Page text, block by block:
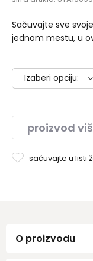
Sačuvajte sve
jednom mestu, u
Izaberi opciju:
C zelena
proizvod
sačuvajte u listi
O proizvodu